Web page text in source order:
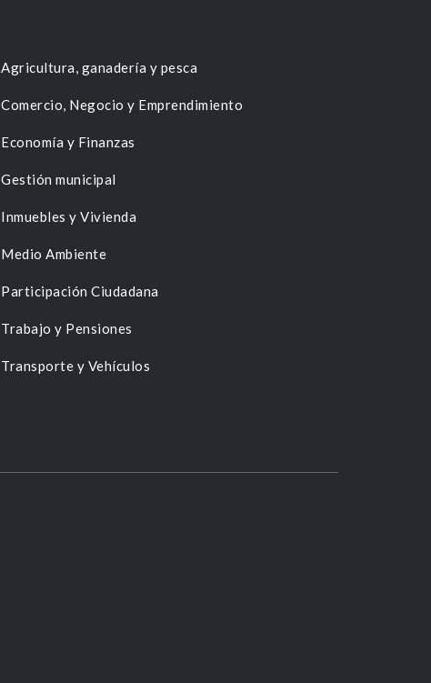
Agricultura, ganadería y pesca
Comercio, Negocio y Emprendimiento
Economía y Finanzas
Gestión municipal
Inmuebles y Vivienda
Medio Ambiente
Participación Ciudadana
Trabajo y Pensiones
Transporte y Vehículos